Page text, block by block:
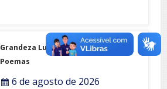
Grandeza Lusófona e Expo-
Poemas
6 de agosto de 2026